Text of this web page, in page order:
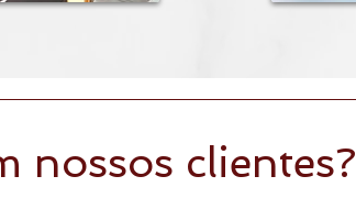
nossos clientes?